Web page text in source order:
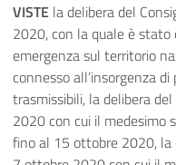
VISTE la delibera del
2020, con la quale è stato
emergenza sul territorio
connesso all’insorgenza
trasmissibili, la delibera
2020 con cui il medesimo
fino al 15 ottobre 2020, la